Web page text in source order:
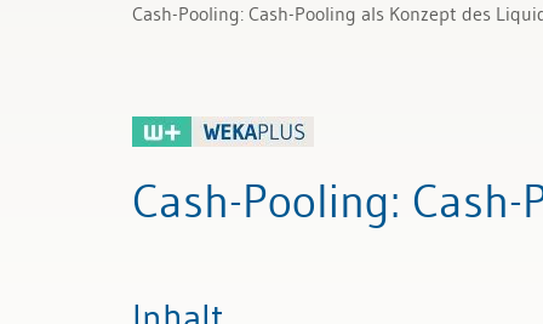
Management
Führung & Kompetenzen
Finanzmanagement
IKS und Risikomanagement
Cash-Pooling: Cash-Pooling als Konzept des
Cash-Pooling: